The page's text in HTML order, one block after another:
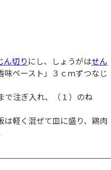
ん切り にし、しょうがはせん
ペースト」３ｃｍずつなじ
で注ぎ入れ、（１）のね
は軽く混ぜて皿に盛り、鶏肉